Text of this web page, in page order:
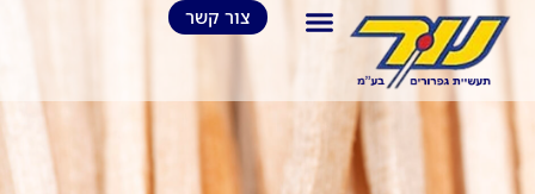
צור קשר